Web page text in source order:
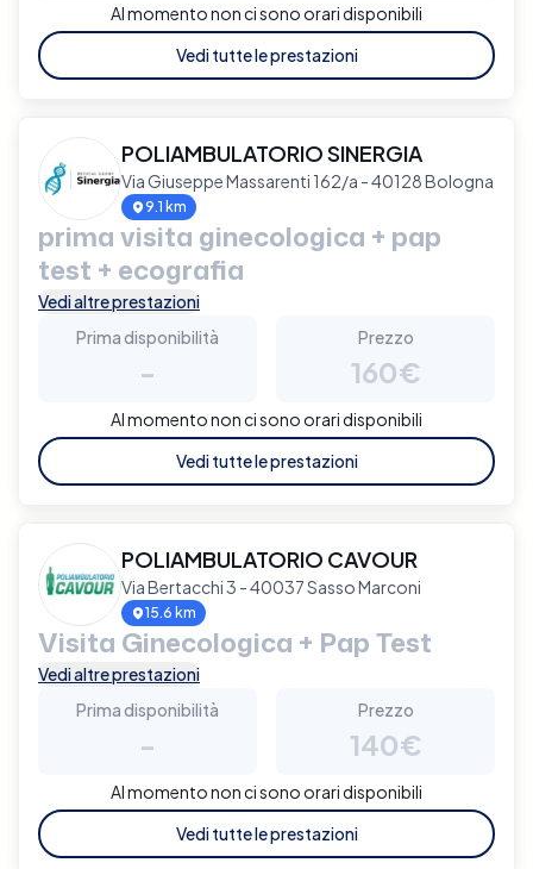
Al momento non ci sono orari disponibili
Vedi tutte le prestazioni
POLIAMBULATORIO SINERGIA
Via Giuseppe Massarenti 162/a - 40128 Bologna
9.1 km
prima visita ginecologica + pap
test + ecografia
Vedi altre prestazioni
Prima disponibilità
-
Prezzo
160€
Al momento non ci sono orari disponibili
Vedi tutte le prestazioni
POLIAMBULATORIO CAVOUR
Via Bertacchi 3 - 40037 Sasso Marconi
15.6 km
Visita Ginecologica + Pap Test
Vedi altre prestazioni
Prima disponibilità
-
Prezzo
140€
Al momento non ci sono orari disponibili
Vedi tutte le prestazioni